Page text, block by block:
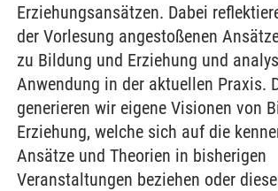
Erziehungsansätzen. Dabei
der Vorlesung angestoßenen
zu Bildung und Erziehung und
Anwendung in der aktuellen Praxis.
generieren wir eigene Visionen von
Erziehung, welche sich auf die
Ansätze und Theorien in bisherigen
Veranstaltungen beziehen oder